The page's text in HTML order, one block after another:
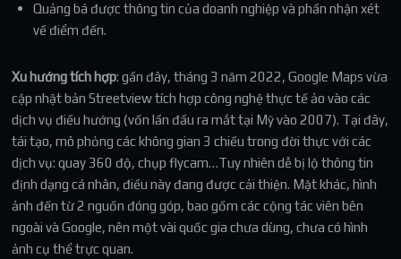
Quảng bá được thông tin của doanh nghiệp và phần nhận xét
về điểm đến.
Xu hướng tích hợp: gần đây, tháng 3 năm 2022, Google Maps vừa
cập nhật bản Streetview tích hợp công nghệ thực tế ảo vào các
dịch vụ điều hướng (vốn lần đầu ra mắt tại Mỹ vào 2007). Tại đây,
tái tạo, mô phỏng các không gian 3 chiều trong đời thực với các
dịch vụ: quay 360 độ, chụp flycam…Tuy nhiên dễ bị lộ thông tin
định dạng cá nhân, điều này đang được cải thiện. Mặt khác, hình
ảnh đến từ 2 nguồn đóng góp, bao gồm các cộng tác viên bên
ngoài và Google, nên một vài quốc gia chưa dùng, chưa có hình
ảnh cụ thể trực quan.